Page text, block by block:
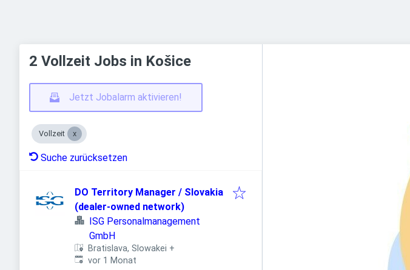
2 Vollzeit Jobs in Košice
Jetzt Jobalarm aktivieren!
Vollzeit
Suche zurücksetzen
DO Territory Manager / Slovakia
(dealer-owned network)
ISG Personalmanagement
GmbH
Bratislava, Slowakei +
Veröffentlicht:
vor 1 Monat